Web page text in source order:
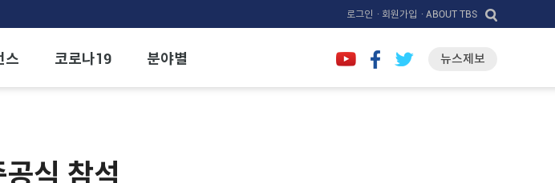
로그인 · 회원가입 · ABOUT TBS
스 코로나19 분야별 뉴스제보
식 참석